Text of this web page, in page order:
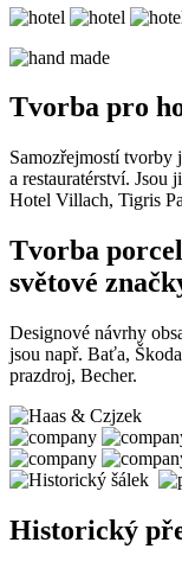
Tvorba pro
Samozřejmostí tvorby
a restauratérství. Jsou
Hotel Villach, Tigris
Tvorba
světové
Designové návrhy
jsou např. Baťa,
prazdroj, Becher.
Historický